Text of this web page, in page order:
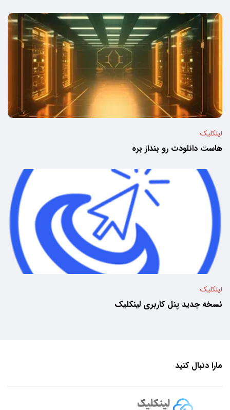
لینکلیک
هاست دانلودت رو بنداز بره
لینکلیک
نسخه جدید پنل کاربری لینکلیک
مارا دنبال کنید